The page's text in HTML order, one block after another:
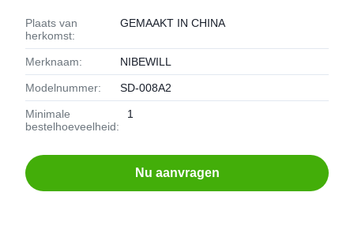
Plaats van
herkomst:
GEMAAKT IN CHINA
Merknaam: NIBEWILL
Modelnummer: SD-008A2
Minimale
bestelhoeveelheid:
1
Nu aanvragen